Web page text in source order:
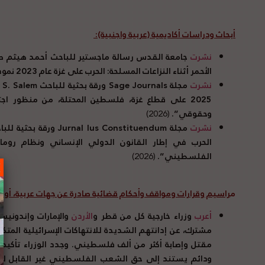
أبحاث ودراسات أكاديمية (عربية واجنبية):
نشرت جامعة القدس رسالة ماجستير للباحث أحمد هيثم
الأحمر أثناء النزاعات المسلحة: الحرب على غزة عام 2023 نموذجاً”.
نشرتمجلةSage Journals ورقة بحثية للباحث Salem
2025 على قطاع غزة، فلسطين المحتلة، من
وحقوقي”.(2026)
نشرتمجلة Jurnal Ius Constituendumورقة بحثية
الحرب في إطار القانون الدولي الإنساني ونظام
الفلسطيني”.(2026)
مراسيم وقرارات ومواقف وأحكام قضائية صادرة عن جهات عربية،
أعربوزراء خارجية كل من قطر والأردنوالإمارات
مشترك، عن إدانتهم الشديدة للانتهاكات الإسرائيلية
مقتل وإصابة أكثر من ألف فلسطيني. وجدد الوزراء
ودائم يستند إلى حق الشعب الفلسطيني غير القابل